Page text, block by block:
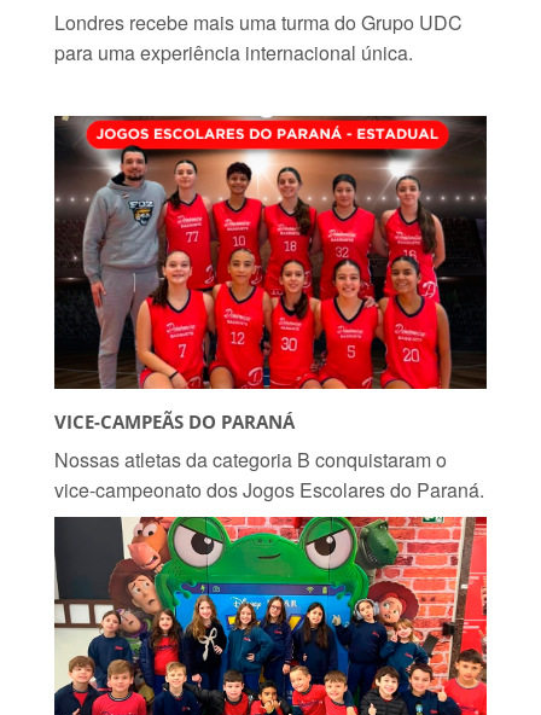
Londres recebe mais uma turma do Grupo UDC
para uma experiência internacional única.
VICE-CAMPEÃS DO PARANÁ
Nossas atletas da categoria B conquistaram o
vice-campeonato dos Jogos Escolares do Paraná.